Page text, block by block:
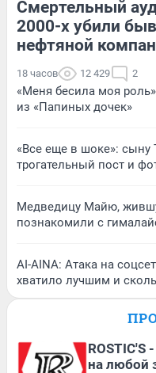
Смертельный
2000-х убили
нефтяной
18 часов 12 429 2
«Меня бесила моя
из «Папиных дочек»
«Все еще в шоке»: сыну
трогательный пост и
Медведицу Майю,
познакомили с
AI-AINA: Атака на
хватило лучшим и
ROSTIC'S
на любой